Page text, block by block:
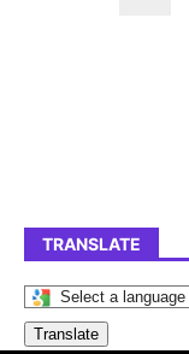
TRANSLATE
Translate